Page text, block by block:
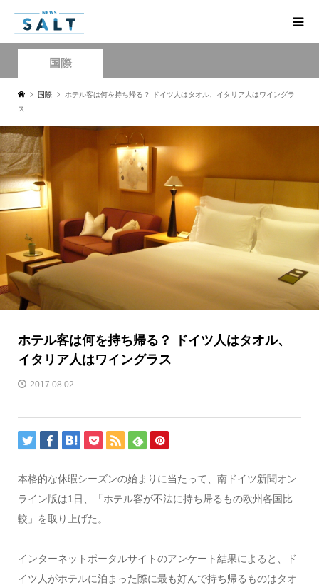
国際
国際
ホテル客は何を持ち帰る？ ドイツ人はタオル、イタリア人はワイングラ
ス
ホテル客は何を持ち帰る？ ドイツ人はタオル、
イタリア人はワイングラス
2017.08.02
本格的な休暇シーズンの始まりに当たって、南ドイツ新聞オン
ライン版は1日、「ホテル客が不法に持ち帰るもの欧州各国比
較」を取り上げた。
インターネットポータルサイトのアンケート結果によると、ド
イツ人がホテルに泊まった際に最も好んで持ち帰るものはタオ